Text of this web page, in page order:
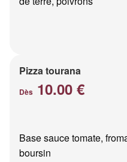
Pizza tourana
Dès 10.00 €
Base sauce tomate,
boursin